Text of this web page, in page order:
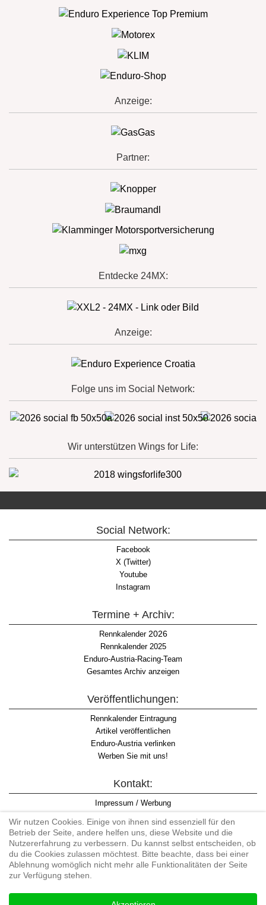
Anzeige:
Partner:
Entdecke 24MX:
Anzeige:
Folge uns im Social Network:
Wir unterstützen Wings for Life:
Social Network:
Facebook
X (Twitter)
Youtube
Instagram
Termine + Archiv:
Rennkalender2026
Rennkalender 2025
Enduro-Austria-Racing-Team
Gesamtes Archiv anzeigen
Veröffentlichungen:
Rennkalender Eintragung
Artikel veröffentlichen
Enduro-Austria verlinken
Werben Sie mit uns!
Kontakt:
Impressum / Werbung
Informationspflicht WKO
AGB
Wir nutzen Cookies. Einige von ihnen sind essenziell für den
Betrieb der Seite, andere helfen uns, diese Website und die
Nutzererfahrung zu verbessern. Du kannst selbst entscheiden, ob
du die Cookies zulassen möchtest. Bitte beachte, dass bei einer
Ablehnung womöglich nicht mehr alle Funktionalitäten der Seite
zur Verfügung stehen.